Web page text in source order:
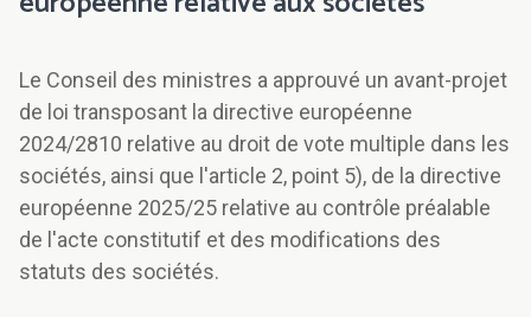
Le Conseil des ministres a approuvé un avant-projet
de loi transposant la directive européenne
2024/2810 relative au droit de vote multiple dans les
sociétés, ainsi que l'article 2, point 5), de la directive
européenne 2025/25 relative au contrôle préalable
de l'acte constitutif et des modifications des
statuts des sociétés.